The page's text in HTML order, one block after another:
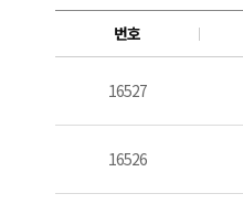
번호
16527
16526